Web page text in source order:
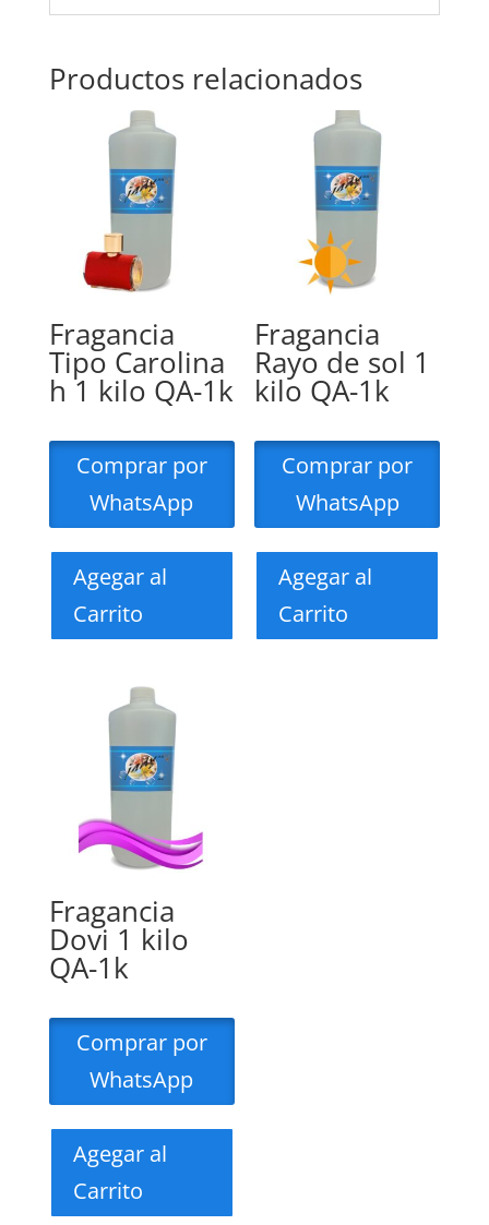
Productos relacionados
Fragancia
Tipo Carolina
h 1 kilo QA-1k
Comprar por
WhatsApp
Agegar al
Carrito
Fragancia
Rayo de sol 1
kilo QA-1k
Comprar por
WhatsApp
Agegar al
Carrito
Fragancia
Dovi 1 kilo
QA-1k
Comprar por
WhatsApp
Agegar al
Carrito